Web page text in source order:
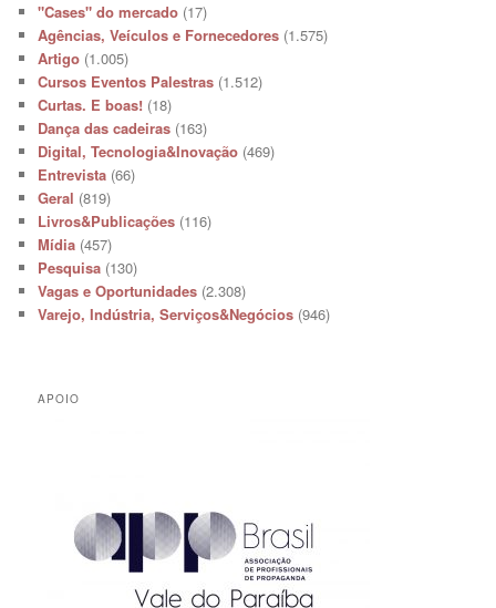
"Cases" do mercado (17)
Agências, Veículos e Fornecedores (1.575)
Artigo (1.005)
Cursos Eventos Palestras (1.512)
Curtas. E boas! (18)
Dança das cadeiras (163)
Digital, Tecnologia&Inovação (469)
Entrevista (66)
Geral (819)
Livros&Publicações (116)
Mídia (457)
Pesquisa (130)
Vagas e Oportunidades (2.308)
Varejo, Indústria, Serviços&Negócios (946)
APOIO